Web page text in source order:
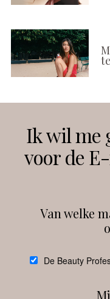
Instagram
Ik wil me
voor de
Van welke
De Beauty